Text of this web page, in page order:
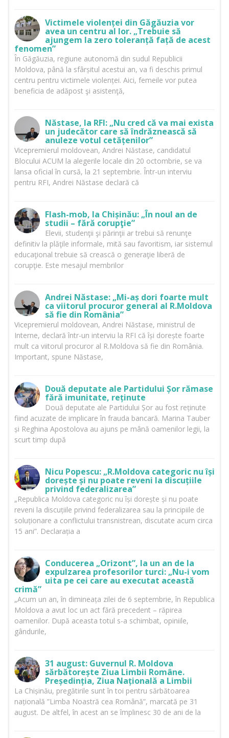
Victimele violenței din Găgăuzia vor
avea un centru al lor. „Trebuie să
ajungem la zero toleranță față de acest
fenomen”
În Găgăuzia, regiune autonomă din sudul Republicii
Moldova, până la sfârșitul acestui an, va fi deschis primul
centru pentru victimele violenței. Aici, femeile vor putea
beneficia de adăpost şi asistenţă,
Năstase, la RFI: „Nu cred că va mai exista
un judecător care să îndrăznească să
anuleze votul cetățenilor”
Vicepremierul moldovean, Andrei Năstase, candidatul
Blocului ACUM la alegerile locale din 20 octombrie, se va
lansa oficial în cursă, la 21 septembrie. Într-un interviu
pentru RFI, Andrei Năstase declară că
Flash-mob, la Chișinău: „În noul an de
studii – fără corupţie”
Elevii, studenţii şi părinţii ar trebui să renunţe
definitiv la plăţile informale, mită sau favoritism, iar sistemul
educaţional trebuie să crească o generaţie liberă de
corupţie. Este mesajul membrilor
Andrei Năstase: „Mi-aș dori foarte mult
ca viitorul procuror general al R.Moldova
să fie din România”
Vicepremierul moldovean, Andrei Năstase, ministrul de
Interne, declară într-un interviu la RFI că își dorește foarte
mult ca viitorul procuror al R.Moldova să fie din România.
Important, spune Năstase,
Două deputate ale Partidului Șor rămase
fără imunitate, reținute
Două deputate ale Partidului Șor au fost reținute
fiind acuzate de implicare în frauda bancară. Marina Tauber
și Reghina Apostolova au ajuns pe mână oamenilor legii, la
scurt timp după
Nicu Popescu: „R.Moldova categoric nu își
dorește și nu poate reveni la discuțiile
privind federalizarea”
„Republica Moldova categoric nu își dorește și nu poate
reveni la discuțiile privind federalizarea sau la principiile de
soluționare a conflictului transnistrean, discutate acum circa
15 ani”. Declarația a
Conducerea „Orizont”, la un an de la
expulzarea profesorilor turci: „Nu-i vom
uita pe cei care au executat această
crimă”
„Acum un an, în dimineața zilei de 6 septembrie, în Republica
Moldova a avut loc un act fără precedent – răpirea
oamenilor. După aceasta totul s-a schimbat, opiniile,
gândurile,
31 august: Guvernul R. Moldova
sărbătorește Ziua Limbii Române.
Președinția, Ziua Națională a Limbii
La Chișinău, pregătirile sunt în toi pentru sărbătoarea
națională ”Limba Noastră cea Română”, marcată pe 31
august. De altfel, în acest an se împlinesc 30 de ani de la